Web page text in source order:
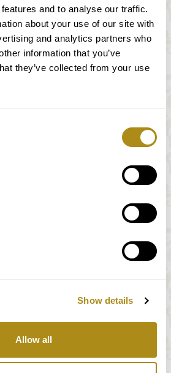
and to analyse our traffic.
about your use of our site with
and analytics partners who
information that you’ve
they’ve collected from your use
Show details
Allow all
wird vollständig und sicher von